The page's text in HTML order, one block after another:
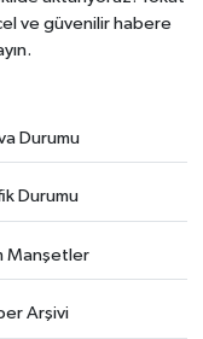
ve güvenilir habere
Durumu
Durumu
Manşetler
Arşivi